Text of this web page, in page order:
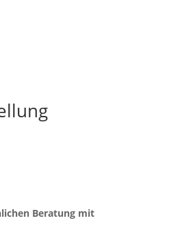
Beratung mit